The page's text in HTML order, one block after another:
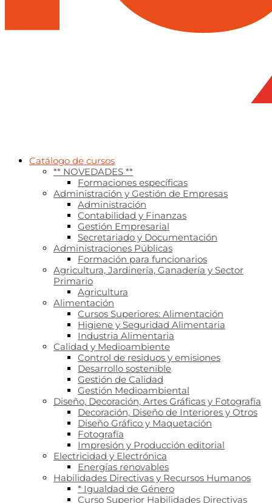
Catálogo de cursos
** NOVEDADES **
Formaciones específicas
Administración y Gestión de Empresas
Administración
Contabilidad y Finanzas
Gestión Empresarial
Secretariado y Documentación
Administraciones Públicas
Formación para funcionarios
Agricultura, Jardinería, Ganadería y Sector
Primario
Agricultura
Alimentación
Cursos Superiores: Alimentación
Higiene y Seguridad Alimentaria
Industria Alimentaria
Calidad y Medioambiente
Control de residuos y emisiones
Desarrollo sostenible
Gestión de Calidad
Gestión Medioambiental
Diseño, Decoración, Artes Gráficas y Fotografía
Decoración, Diseño de Interiores y Otros
Diseño Gráfico y Maquetación
Fotografía
Impresión y Producción editorial
Electricidad y Electrónica
Energías renovables
Habilidades Directivas y Recursos Humanos
* Igualdad de Género
Curso Superior Habilidades Directivas